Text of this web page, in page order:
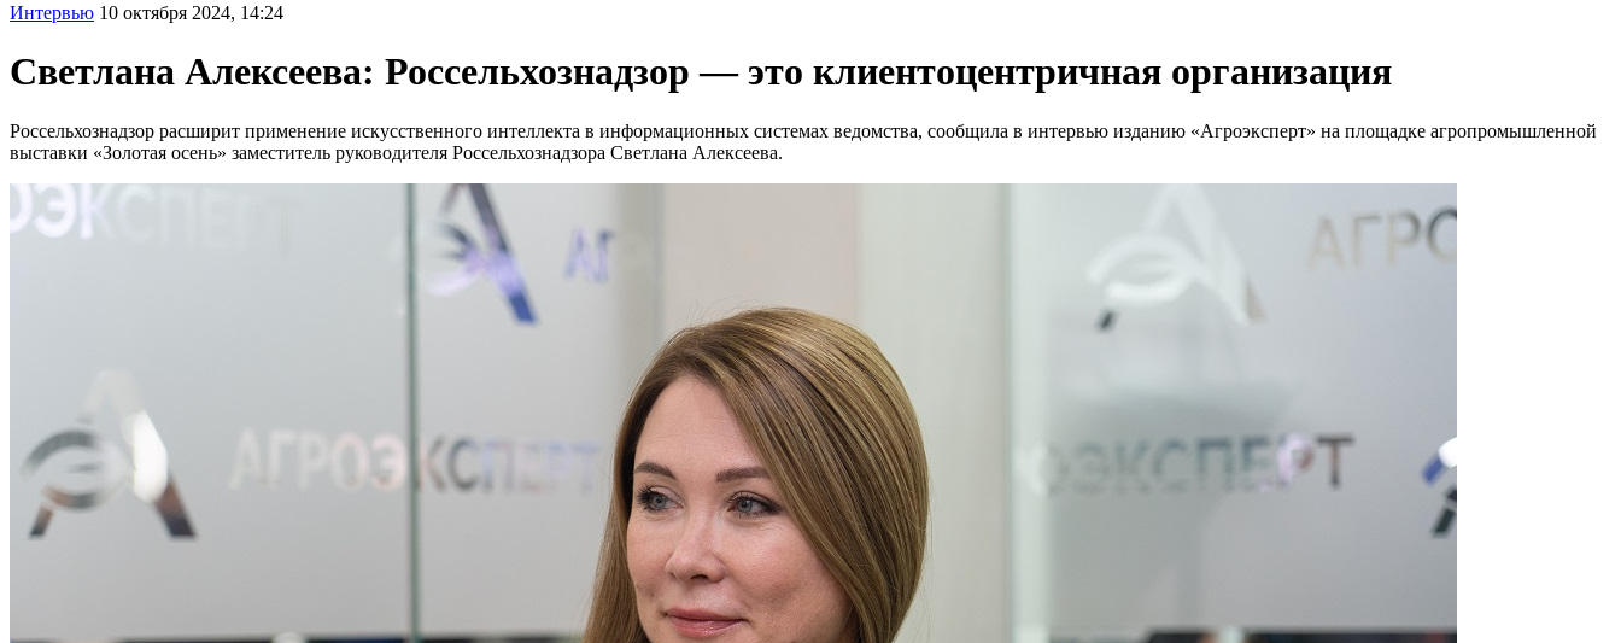
Интервью 10 октября 2024, 14:24
Светлана Алексеева: Россельхознадзор — это клиентоцентричная организация
Россельхознадзор расширит применение искусственного интеллекта в информационных системах ведомства, сообщила в интервью изданию «Агроэксперт» на площадке агропромышленной
выставки «Золотая осень» заместитель руководителя Россельхознадзора Светлана Алексеева.